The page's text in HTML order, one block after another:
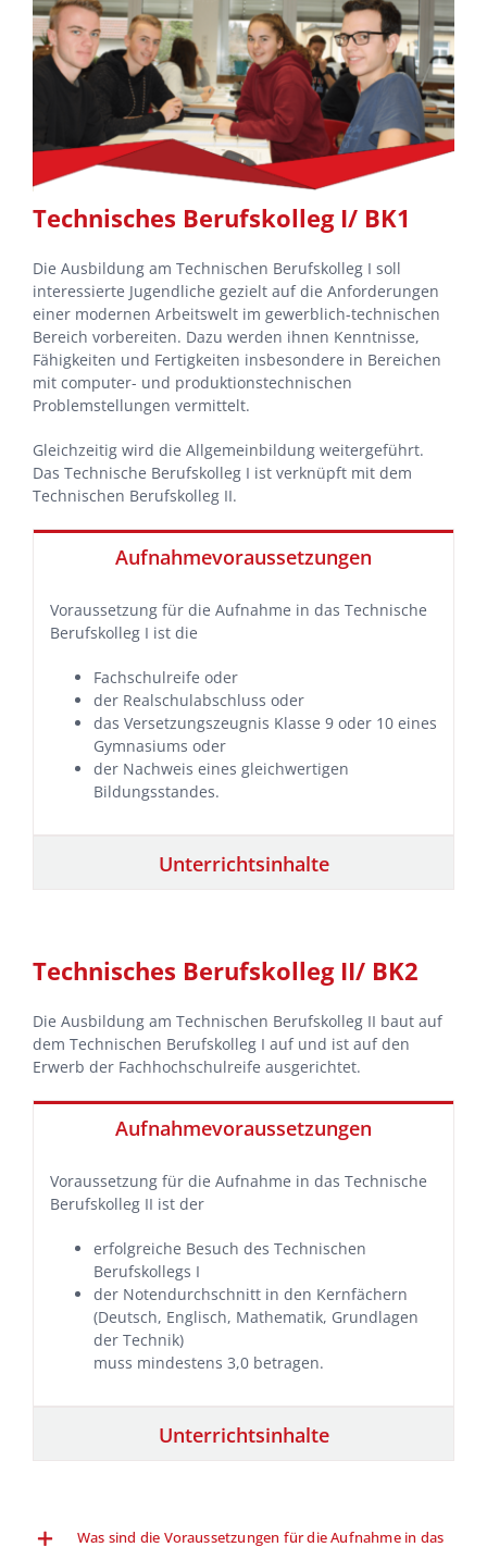
Technisches Berufskolleg I/ BK1
Die Ausbildung am Technischen Berufskolleg I soll
interessierte Jugendliche gezielt auf die Anforderungen
einer modernen Arbeitswelt im gewerblich-technischen
Bereich vorbereiten. Dazu werden ihnen Kenntnisse,
Fähigkeiten und Fertigkeiten insbesondere in Bereichen
mit computer- und produktionstechnischen
Problemstellungen vermittelt.
Gleichzeitig wird die Allgemeinbildung weitergeführt.
Das Technische Berufskolleg I ist verknüpft mit dem
Technischen Berufskolleg II.
Aufnahmevoraussetzungen
Voraussetzung für die Aufnahme in das Technische
Berufskolleg I ist die
Fachschulreife oder
der Realschulabschluss oder
das Versetzungszeugnis Klasse 9 oder 10 eines
Gymnasiums oder
der Nachweis eines gleichwertigen
Bildungsstandes.
Unterrichtsinhalte
Technisches Berufskolleg II/ BK2
Die Ausbildung am Technischen Berufskolleg II baut auf
dem Technischen Berufskolleg I auf und ist auf den
Erwerb der Fachhochschulreife ausgerichtet.
Aufnahmevoraussetzungen
Voraussetzung für die Aufnahme in das Technische
Berufskolleg II ist der
erfolgreiche Besuch des Technischen
Berufskollegs I
der Notendurchschnitt in den Kernfächern
(Deutsch, Englisch, Mathematik, Grundlagen
der Technik)
muss mindestens 3,0 betragen.
Unterrichtsinhalte
Was sind die Voraussetzungen für die Aufnahme in das